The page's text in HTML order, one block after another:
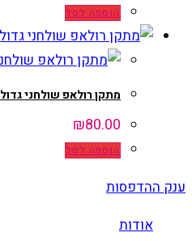
הוספה לסל
מתקן רולאפ שולחני גדול
₪80.00
הוספה לסל
ענק ההדפסות
אודות